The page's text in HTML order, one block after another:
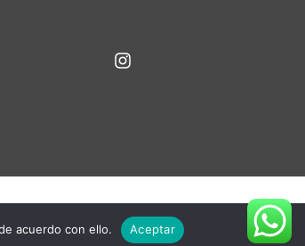
acuerdo con ello. Aceptar